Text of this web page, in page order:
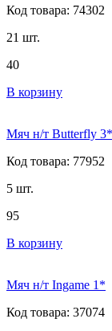
Код товара: 74302
21 шт.
40
В корзину
Мяч н/т Butterfly
Код товара: 77952
5 шт.
95
В корзину
Мяч н/т Ingame 1*
Код товара: 37074